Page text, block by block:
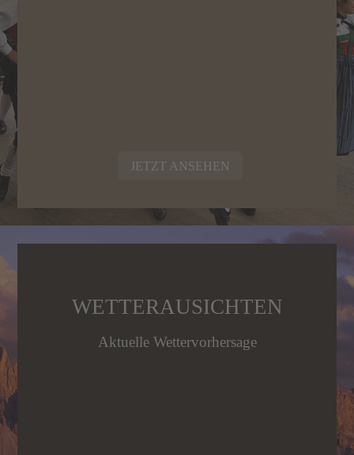
JETZT ANSEHEN
WETTERAUSICHTEN
Aktuelle Wettervorhersage